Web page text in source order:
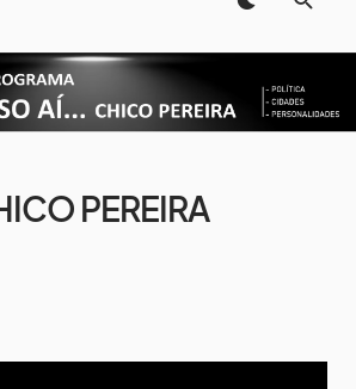
PEREIRA